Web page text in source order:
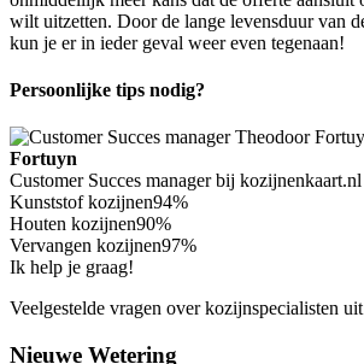
wilt uitzetten. Door de lange levensduur van
kun je er in ieder geval weer even tegenaan!
Persoonlijke tips nodig?
Fortuyn
Customer Succes manager bij kozijnenkaart.nl
Kunststof kozijnen94%
Houten kozijnen90%
Vervangen kozijnen97%
Ik help je graag!
Veelgestelde vragen over kozijnspecialisten uit
Nieuwe Wetering